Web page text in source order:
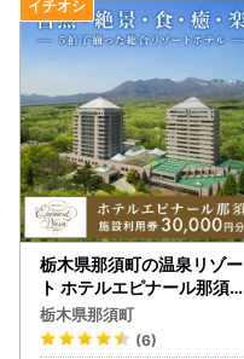
栃木県那須町の温泉リゾー
ト ホテルエピナール那須
施設利用券 30,000円分
｜ 宿泊 観光〔G-21〕
栃木県那須町
(6)